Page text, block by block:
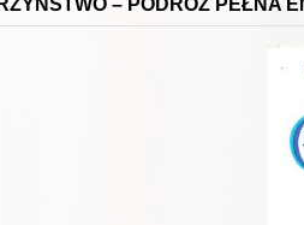
– PODRÓŻ PEŁNA